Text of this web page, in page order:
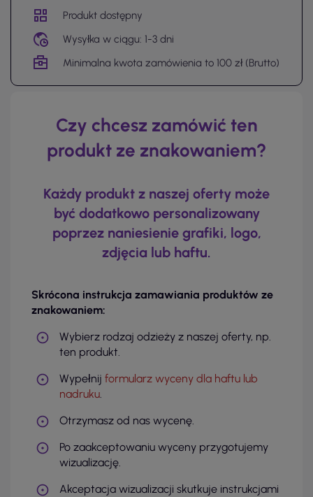
Produkt dostępny
Wysyłka w ciągu: 1-3 dni
Minimalna kwota zamówienia to 100 zł (Brutto)
Czy chcesz zamówić ten
produkt ze znakowaniem?
Każdy produkt z naszej oferty może
być dodatkowo personalizowany
poprzez naniesienie grafiki, logo,
zdjęcia lub haftu.
Skrócona instrukcja zamawiania produktów ze
znakowaniem:
Wybierz rodzaj odzieży z naszej oferty, np.
ten produkt.
Wypełnij formularz wyceny dla haftu lub
nadruku.
Otrzymasz od nas wycenę.
Po zaakceptowaniu wyceny przygotujemy
wizualizację.
Akceptacja wizualizacji skutkuje instrukcjami